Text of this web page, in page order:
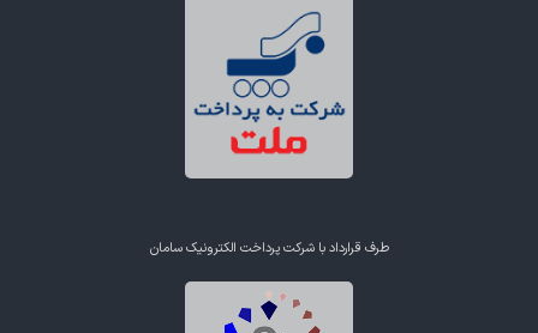
طرف قرارداد با شرکت پرداخت الکترونیک سامان